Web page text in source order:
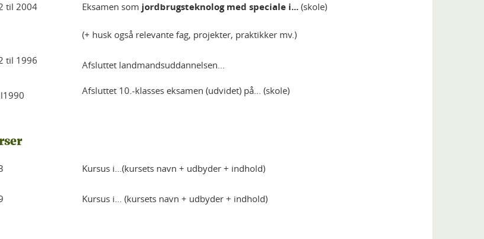
til 2004 Eksamen som jordbrugsteknolog med speciale i... (skole)
(+ husk også relevante fag, projekter, praktikker mv.)
til 1996 Afsluttet landmandsuddannelsen...
Afsluttet 10.-klasses eksamen (udvidet) på... (skole)
Kursus i...(kursets navn + udbyder + indhold)
Kursus i... (kursets navn + udbyder + indhold)